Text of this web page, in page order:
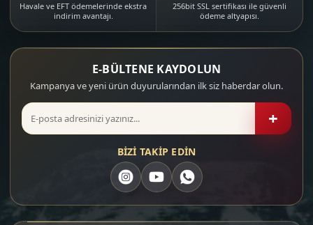
Havale ve EFT ödemelerinde ekstra
indirim avantajı.
256bit SSL sertifikası ile güvenli
ödeme altyapısı.
E-BÜLTENE KAYDOLUN
Kampanya ve yeni ürün duyurularından ilk siz haberdar olun.
+
BİZİ TAKİP EDİN